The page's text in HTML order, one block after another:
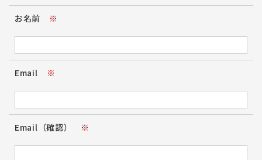
お名前 ※
Email ※
Email（確認） ※